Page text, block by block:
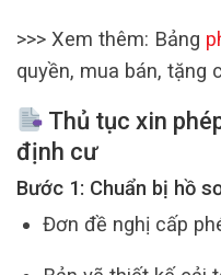
>>> Xem thêm: Bảng
quyền, mua bán, tặng
Thủ tục xin
định cư
Bước 1: Chuẩn bị hồ
Đơn đề nghị cấp